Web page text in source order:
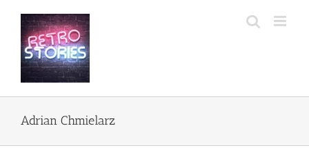
zawartości
Adrian Chmielarz